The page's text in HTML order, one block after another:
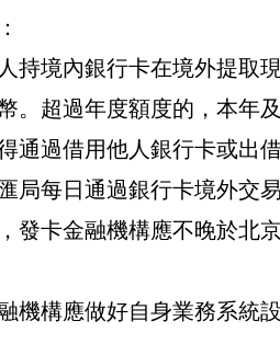
持境內銀行卡在境外提取
。超過年度額度的，本年
通過借用他人銀行卡或出
局每日通過銀行卡境外交
發卡金融機構應不晚於北
機構應做好自身業務系統